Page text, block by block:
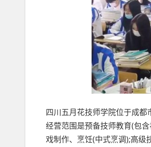
四川五月花技师学院位于成
经营范围是预备技师教育(包
戏制作、烹饪(中式烹调);高级